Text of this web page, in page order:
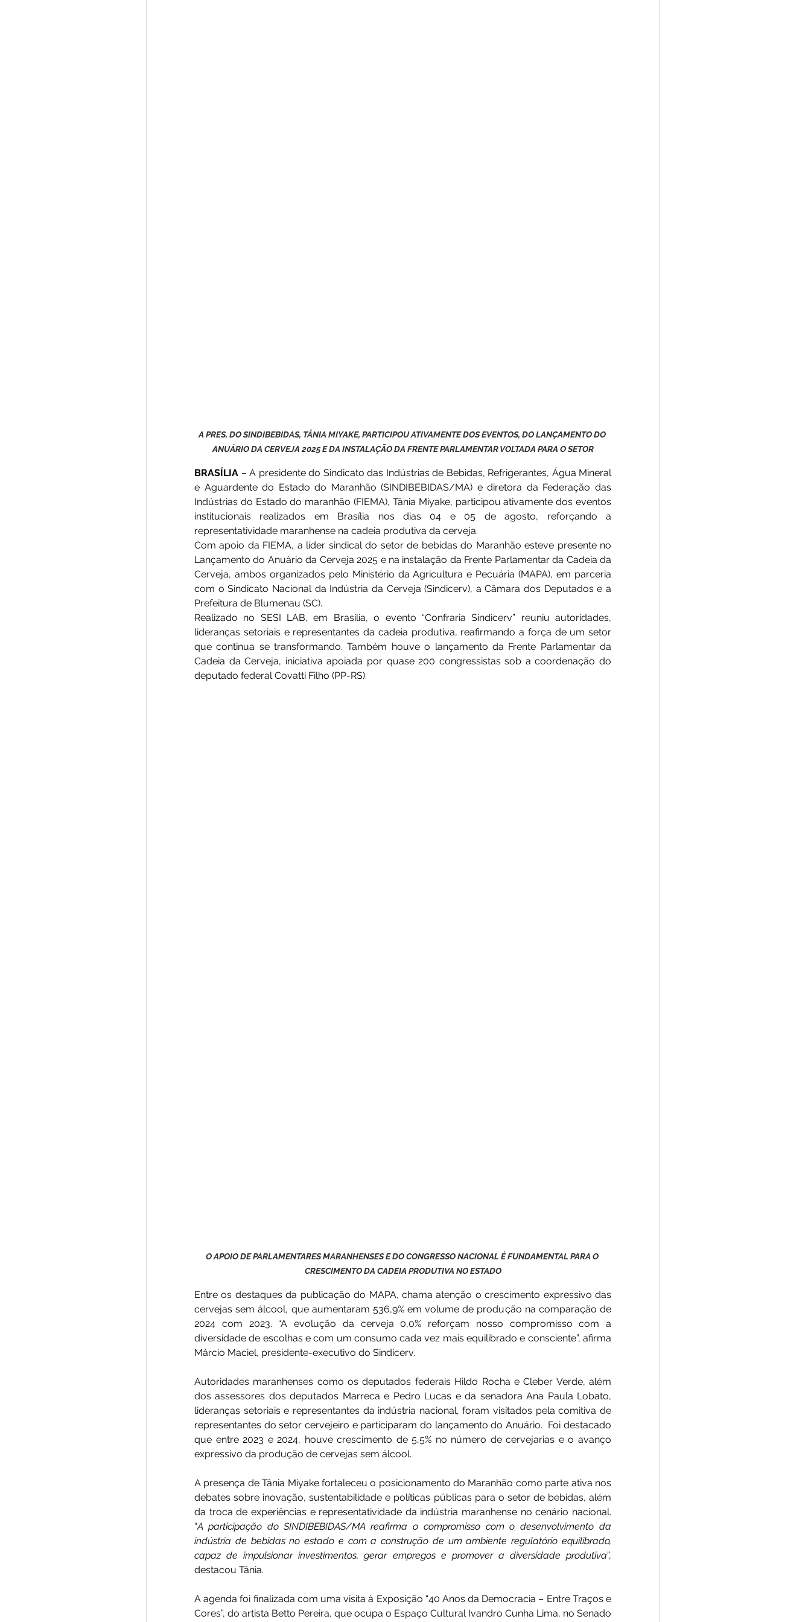
A PRES, DO SINDIBEBIDAS, TÂNIA MIYAKE, PARTICIPOU ATIVAMENTE DOS EVENTOS, DO LANÇAMENTO DO
ANUÁRIO DA CERVEJA 2025 E DA INSTALAÇÃO DA FRENTE PARLAMENTAR VOLTADA PARA O SETOR
BRASÍLIA – A presidente do Sindicato das Indústrias de Bebidas, Refrigerantes, Água Mineral
e Aguardente do Estado do Maranhão (SINDIBEBIDAS/MA) e diretora da Federação das
Indústrias do Estado do maranhão (FIEMA), Tânia Miyake, participou ativamente dos eventos
institucionais realizados em Brasília nos dias 04 e 05 de agosto, reforçando a
representatividade maranhense na cadeia produtiva da cerveja.
Com apoio da FIEMA, a líder sindical do setor de bebidas do Maranhão esteve presente no
Lançamento do Anuário da Cerveja 2025 e na instalação da Frente Parlamentar da Cadeia da
Cerveja, ambos organizados pelo Ministério da Agricultura e Pecuária (MAPA), em parceria
com o Sindicato Nacional da Indústria da Cerveja (Sindicerv), a Câmara dos Deputados e a
Prefeitura de Blumenau (SC).
Realizado no SESI LAB, em Brasília, o evento “Confraria Sindicerv” reuniu autoridades,
lideranças setoriais e representantes da cadeia produtiva, reafirmando a força de um setor
que continua se transformando. Também houve o lançamento da Frente Parlamentar da
Cadeia da Cerveja, iniciativa apoiada por quase 200 congressistas sob a coordenação do
deputado federal Covatti Filho (PP-RS).
O APOIO DE PARLAMENTARES MARANHENSES E DO CONGRESSO NACIONAL É FUNDAMENTAL PARA O
CRESCIMENTO DA CADEIA PRODUTIVA NO ESTADO
Entre os destaques da publicação do MAPA, chama atenção o crescimento expressivo das
cervejas sem álcool, que aumentaram 536,9% em volume de produção na comparação de
2024 com 2023. “A evolução da cerveja 0,0% reforçam nosso compromisso com a
diversidade de escolhas e com um consumo cada vez mais equilibrado e consciente”, afirma
Márcio Maciel, presidente-executivo do Sindicerv.
Autoridades maranhenses como os deputados federais Hildo Rocha e Cleber Verde, além
dos assessores dos deputados Marreca e Pedro Lucas e da senadora Ana Paula Lobato,
lideranças setoriais e representantes da indústria nacional, foram visitados pela comitiva de
representantes do setor cervejeiro e participaram do lançamento do Anuário.  Foi destacado
que entre 2023 e 2024, houve crescimento de 5,5% no número de cervejarias e o avanço
expressivo da produção de cervejas sem álcool.
A presença de Tânia Miyake fortaleceu o posicionamento do Maranhão como parte ativa nos
debates sobre inovação, sustentabilidade e políticas públicas para o setor de bebidas, além
da troca de experiências e representatividade da indústria maranhense no cenário nacional.
“A participação do SINDIBEBIDAS/MA reafirma o compromisso com o desenvolvimento da
indústria de bebidas no estado e com a construção de um ambiente regulatório equilibrado,
capaz de impulsionar investimentos, gerar empregos e promover a diversidade produtiva”,
destacou Tânia.
A agenda foi finalizada com uma visita à Exposição “40 Anos da Democracia – Entre Traços e
Cores”, do artista Betto Pereira, que ocupa o Espaço Cultural Ivandro Cunha Lima, no Senado